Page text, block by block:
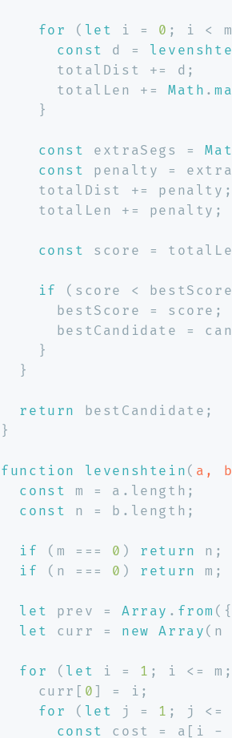
for ( let i = 0 ; i <
const
d =
      totalDist += d;
      totalLen +=
Math .
    }
const extraSegs =
const
penalty =
    totalDist += penalty;
    totalLen += penalty;
const score =
if
(score <
      bestScore = score;
bestCandidate =
    }
  }
return
bestCandidate;
}
function levenshtein ( a, b
const
m = a. length ;
const
n = b. length ;
if (m === 0 ) return
n;
if
(n === 0 ) return m;
let prev = Array . from
let
curr = new Array (n
for ( let i = 1 ; i <=
    curr[
0
] = i;
for
( let j = 1 ; j <=
const
cost = a[i -